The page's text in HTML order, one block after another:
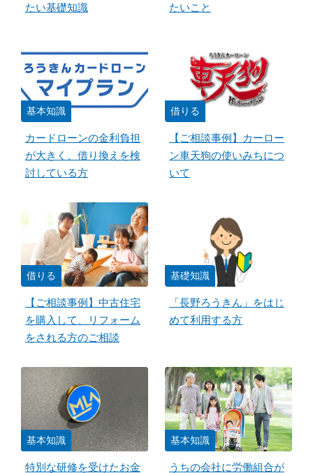
たい基礎知識
たいこと
基本知識
カードローンの金利負担
が大きく、借り換えを検
討している方
借りる
【ご相談事例】カーロー
ン車天狗の使いみちにつ
いて
借りる
【ご相談事例】中古住宅
を購入して、リフォーム
をされる方のご相談
基礎知識
「長野ろうきん」をはじ
めて利用する方
基本知識
特別な研修を受けたお金
基本知識
うちの会社に労働組合が